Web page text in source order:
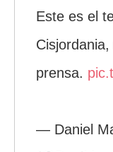
Este es el
prensa.
— Daniel